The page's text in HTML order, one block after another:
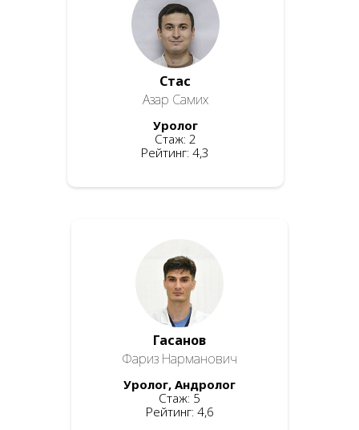
Стас
Азар Самих
Уролог
Стаж: 2
Рейтинг: 4,3
Гасанов
Фариз Нарманович
Уролог, Андролог
Стаж: 5
Рейтинг: 4,6